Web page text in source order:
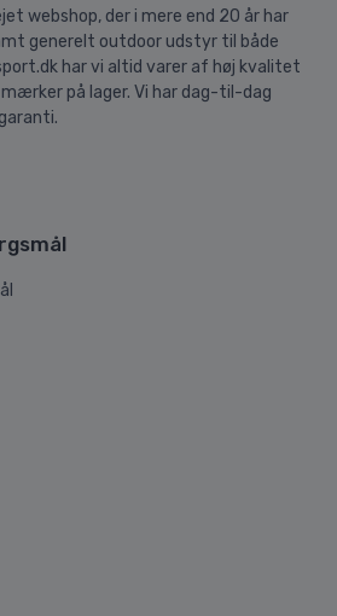
webshop, der i mere end 20 år har
generelt outdoor udstyr til både
har vi altid varer af høj kvalitet
på lager. Vi har dag-til-dag